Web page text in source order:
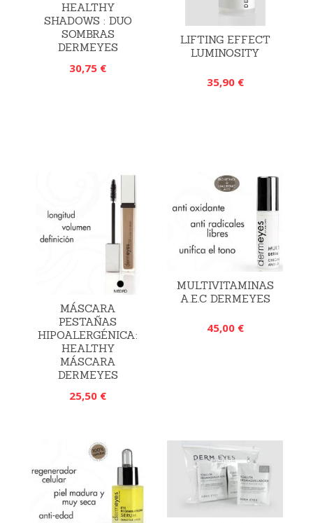
HEALTHY
SHADOWS : DUO
SOMBRAS
DERMEYES
30,75 €
LIFTING EFFECT
LUMINOSITY
35,90 €
MÁSCARA
PESTAÑAS
HIPOALERGÉNICA:
HEALTHY
MÁSCARA
DERMEYES
25,50 €
MULTIVITAMINAS
A.E.C DERMEYES
45,00 €